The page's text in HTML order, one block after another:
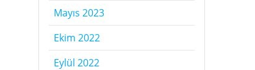
Mayıs 2023
Ekim 2022
Eylül 2022